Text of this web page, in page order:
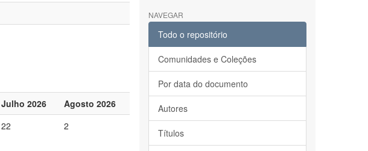
Julho 2026
Agosto 2026
22 2
NAVEGAR
Todo o repositório
Comunidades e Coleções
Por data do documento
Autores
Títulos